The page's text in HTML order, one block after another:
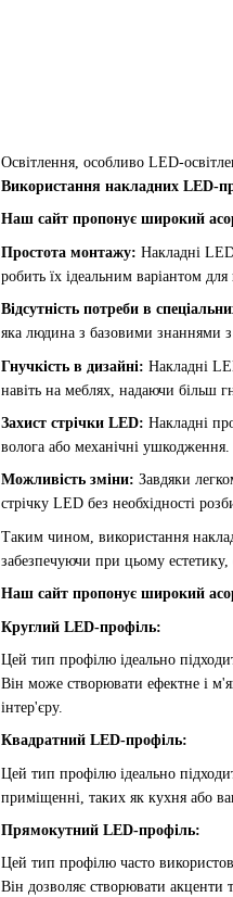
Освітлення, особливо LED-
Використання накладних LED-
Наш сайт пропонує широкий
Простота монтажу: Накладні
робить їх ідеальним варіантом
Відсутність потреби в
яка людина з базовими знаннями
Гнучкість в дизайні: Накладні
навіть на меблях, надаючи більш
Захист стрічки LED: Накладні
волога або механічні
Можливість зміни: Завдяки
стрічку LED без необхідності
Таким чином, використання
забезпечуючи при цьому естетику,
Наш сайт пропонує широкий
Круглий LED-профіль:
Цей тип профілю ідеально
Він може створювати ефектне і
інтер'єру.
Квадратний LED-профіль:
Цей тип профілю ідеально
приміщенні, таких як кухня або
Прямокутний LED-профіль:
Цей тип профілю часто
Він дозволяє створювати акценти